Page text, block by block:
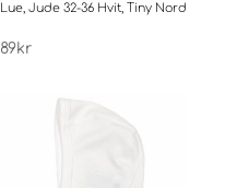
Lue, Jude 32-36 Hvit, Tiny Nord
89kr